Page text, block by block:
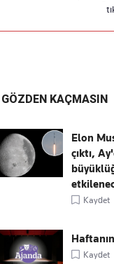
GÖZDEN KAÇMASIN
Elon
çıktı,
Kaydet
Kaydet